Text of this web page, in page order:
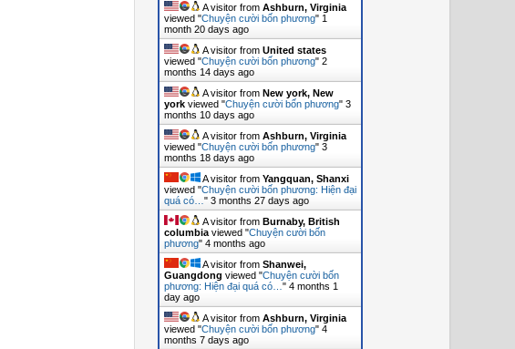
A visitor from Ashburn, Virginia
viewed "Chuyện cười bốn phương" 1
month 20 days ago
A visitor from United states
viewed "Chuyện cười bốn phương" 2
months 14 days ago
A visitor from New york, New
york viewed "Chuyện cười bốn phương" 3
months 10 days ago
A visitor from Ashburn, Virginia
viewed "Chuyện cười bốn phương" 3
months 18 days ago
A visitor from Yangquan, Shanxi
viewed "Chuyện cười bốn phương: Hiện đại
quá có… " 3 months 27 days ago
A visitor from Burnaby, British
columbia viewed "Chuyện cười bốn
phương" 4 months ago
A visitor from Shanwei,
Guangdong viewed "Chuyện cười bốn
phương: Hiện đại quá có… " 4 months 1
day ago
A visitor from Ashburn, Virginia
viewed "Chuyện cười bốn phương" 4
months 7 days ago